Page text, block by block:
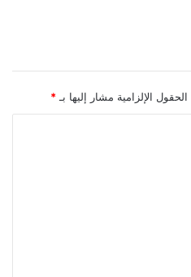
الحقول الإلزامية مشار إليها بـ *